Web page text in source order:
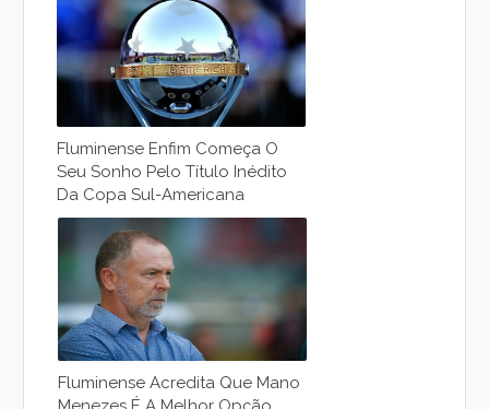
Fluminense Enfim Começa O
Seu Sonho Pelo Título Inédito
Da Copa Sul-Americana
Fluminense Acredita Que Mano